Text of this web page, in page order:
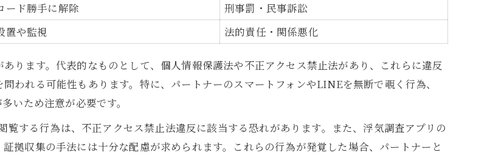
ード勝手に解除
刑事罰・民事訴訟
置や監視 法的責任・関係悪化
ります。代表的なものとして、個人情報保護法や不正アクセス禁止法があり、これらに違反
われる可能性もあります。特に、パートナーのスマートフォンやLINEを無断で覗く行為、
いため注意が必要です。
する行為は、不正アクセス禁止法違反に該当する恐れがあります。また、浮気調査アプリの
拠収集の手法には十分な配慮が求められます。これらの行為が発覚した場合、パートナーと